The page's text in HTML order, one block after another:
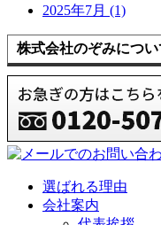
2025年7月 (1)
株式会社のぞみについ
選ばれる理由
会社案内